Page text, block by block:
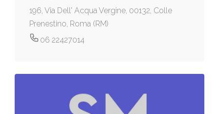
196, Via Dell' Acqua Vergine, 00132, Colle
Prenestino, Roma (RM)
06 22427014